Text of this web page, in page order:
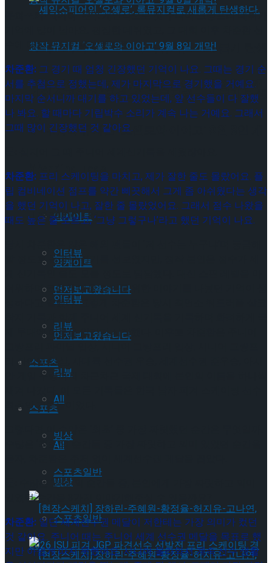
셰익스피어의 ‘오셀로’, 록뮤지컬로 새롭게 탄생
하다.창작 뮤지컬 ‘오셀로와 이아고’ 9월 8일 개
막!
Trending Tags
앙케이트
인터뷰
먼저보고왔습니다
리뷰
스포츠
All
빙상
스포츠일반
셰익스피어의 ‘오셀로’, 록뮤지컬로 새롭게 탄생
하다.창작 뮤지컬 ‘오셀로와 이아고’ 9월 8일 개
Trending Tags
앙케이트
인터뷰
먼저보고왔습니다
리뷰
스포츠
All
빙상
스포츠일반
문화포커스(이하 ‘문’):개인적으로 첫 주니어 그랑프리 데뷔가
수에 대한 관심이 폭발했어요.
차준환: 그 경기 때 엄청 긴장했던 기억이 나요. 그때는 경기 순
서를 추첨으로 정했는데, 제가 마지막으로 경기했을 거예요.
마지막 순서니까 대기를 하고 있었는데, 앞 선수들이 다 잘했
나 봐요. 할 때마다 기립박수 소리가 계속 나는 거예요. 그래서
그때 많이 긴장했던 것 같아요.
차준환: 프리 스케이팅을 마치고, 제가 잘한 줄도 몰랐어요. 플
립 컴비네이션 점프를 약간 삐끗해서 그게 좀 아쉬웠다는 생각
을 했던 기억이 나고, 잘한 줄 몰랐었어요. 그래서 점수 나왔을
때도 높은 줄 모르고, ‘그냥 그렇구나’라고 했던 기억이 나요.
할 정도로 놀라운 경기를 선보였지만, 정작 본인은 점수가 세
쉬워하며 코치와 다음 경기를 위한 이야기를 나눴던 기억이 생
생하다고 말했다. 그렇게 차준환은 당시 최연소 쿼드러플 살코
제 무대에 이름을 알리기 시작했다. 이후로 차준환은 주니어
리 파이널 입상, 사대륙 선수권 우승, 세계선수권 준우승, 아시
안 게임 우승까지 차근차근 국제 대회에 본인의 이름을 하나씩
최초의 기록들이었다.
그렇다면 이 수많은 ‘최초’ 중 가장 짜릿했던 순간은 무엇일까.
수많은 ‘최초’의 순간들 중 가장 짜릿하고 의미 있었던 순간을
수많은 ‘최초’의 순간들 중, 본인에게 가장 짜릿하고 의미
있었던 순간을 3가지 이야기해주실 수 있을까요?
차준환: 일단 세계선수권 메달이 저한테는 가장 의미가 컸던
것 같아요. 주니어 때는 주니어 세계 선수권 메달을 목표로 했
지만 아쉽게 따지 못했어요. 시니어 올라와서 계속 선수 생활